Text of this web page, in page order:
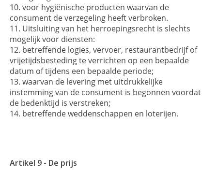
voor hygiënische producten waarvan de
consument de verzegeling heeft verbroken.
Uitsluiting van het herroepingsrecht is slechts
mogelijk voor diensten:
betreffende logies, vervoer, restaurantbedrijf of
vrijetijdsbesteding te verrichten op een bepaalde
datum of tijdens een bepaalde periode;
waarvan de levering met uitdrukkelijke
instemming van de consument is begonnen voordat
de bedenktijd is verstreken;
betreffende weddenschappen en loterijen.
Artikel 9 - De prijs